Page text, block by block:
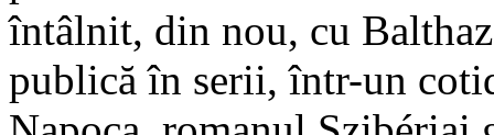
întâlnit, din nou, cu
publică în serii, într-un